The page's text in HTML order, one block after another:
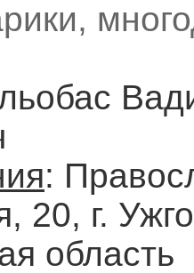
:
20, г.
область